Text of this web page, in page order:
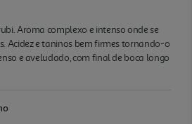
Aroma complexo e intenso onde se
Acidez e taninos bem firmes tornando-o
e aveludado, com final de boca longo